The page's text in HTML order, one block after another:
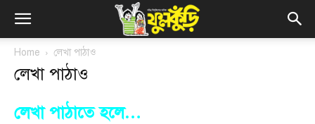
Home লেখা পাঠাও
লেখা পাঠাও
লেখা পাঠাতে হলে…